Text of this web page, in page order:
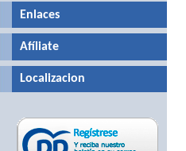
Enlaces
Afíliate
Localizacion